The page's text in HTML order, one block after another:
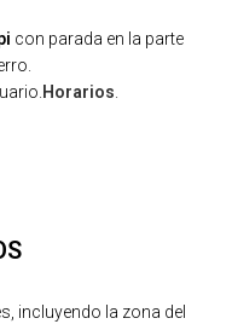
con parada en la parte
Horarios
incluyendo la zona del